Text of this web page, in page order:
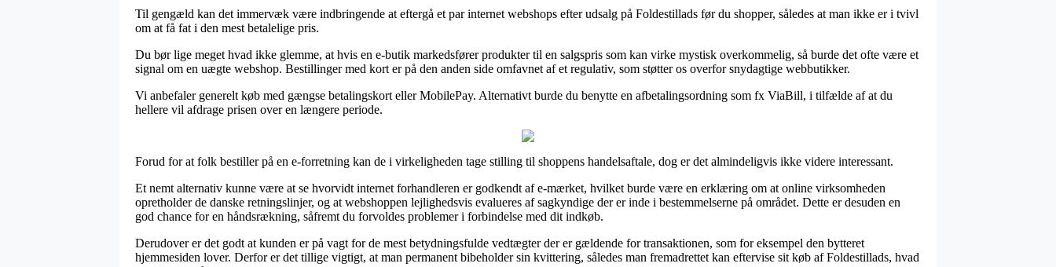
Til gengæld kan det immervæk være indbringende at eftergå et par internet webshops efter udsalg på Foldestillads før du shopper, således at man ikke er i tvivl
om at få fat i den mest betalelige pris.
Du bør lige meget hvad ikke glemme, at hvis en e-butik markedsfører produkter til en salgspris som kan virke mystisk overkommelig, så burde det ofte være et
signal om en uægte webshop. Bestillinger med kort er på den anden side omfavnet af et regulativ, som støtter os overfor snydagtige webbutikker.
Vi anbefaler generelt køb med gængse betalingskort eller MobilePay. Alternativt burde du benytte en afbetalingsordning som fx ViaBill, i tilfælde af at du
hellere vil afdrage prisen over en længere periode.
Forud for at folk bestiller på en e-forretning kan de i virkeligheden tage stilling til shoppens handelsaftale, dog er det almindeligvis ikke videre interessant.
Et nemt alternativ kunne være at se hvorvidt internet forhandleren er godkendt af e-mærket, hvilket burde være en erklæring om at online virksomheden
opretholder de danske retningslinjer, og at webshoppen lejlighedsvis evalueres af sagkyndige der er inde i bestemmelserne på området. Dette er desuden en
god chance for en håndsrækning, såfremt du forvoldes problemer i forbindelse med dit indkøb.
Derudover er det godt at kunden er på vagt for de mest betydningsfulde vedtægter der er gældende for transaktionen, som for eksempel den bytteret
hjemmesiden lover. Derfor er det tillige vigtigt, at man permanent bibeholder sin kvittering, således man fremadrettet kan eftervise sit køb af Foldestillads, hvad